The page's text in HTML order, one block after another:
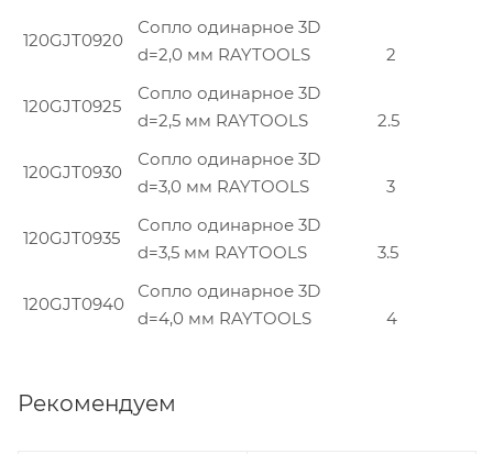
120GJT0920
Сопло одинарное 3D
d=2,0 мм RAYTOOLS
2
120GJT0925
Сопло одинарное 3D
d=2,5 мм RAYTOOLS
2.5
120GJT0930
Сопло одинарное 3D
d=3,0 мм RAYTOOLS
3
120GJT0935
Сопло одинарное 3D
d=3,5 мм RAYTOOLS
3.5
120GJT0940
Сопло одинарное 3D
d=4,0 мм RAYTOOLS
4
Рекомендуем